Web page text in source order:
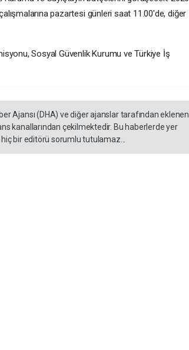
pazartesi günleri saat 11.00'de, diğer
Sosyal Güvenlik Kurumu ve Türkiye İş
Ajansı (DHA) ve diğer ajanslar tarafından eklenen
kanallarından çekilmektedir. Bu haberlerde yer
bir editörü sorumlu tutulamaz...